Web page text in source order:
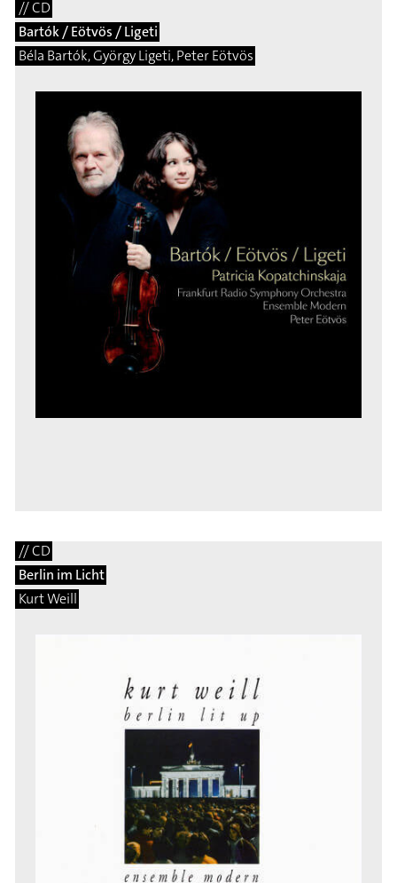
// CD
Bartók / Eötvös / Ligeti
Béla Bartók, György Ligeti, Peter Eötvös
// CD
Berlin im Licht
Kurt Weill